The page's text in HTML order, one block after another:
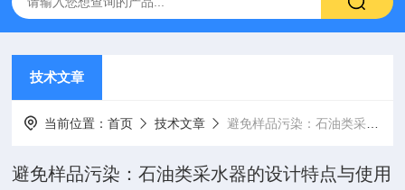
技术文章
当前位置：首页 技术文章 避免样品污染：石油类采水器的设计特点与使用规范
避免样品污染：石油类采水器的设计特点与使用